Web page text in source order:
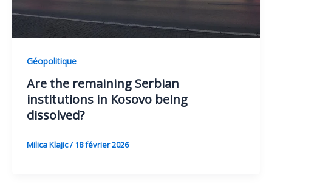
Géopolitique
Are the remaining Serbian
institutions in Kosovo being
dissolved?
Milica Klajic/18 février 2026